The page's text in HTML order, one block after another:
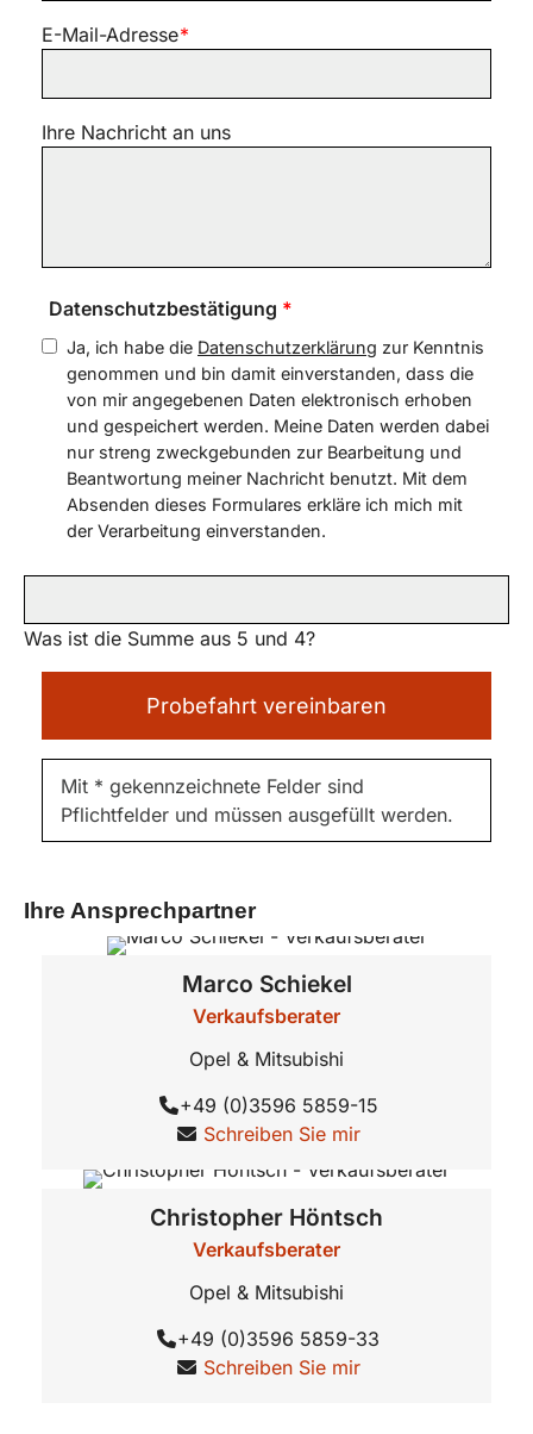
E-Mail-Adresse*
Ihre Nachricht an uns
Datenschutzbestätigung *
Ja, ich habe die Datenschutzerklärung zur Kenntnis
genommen und bin damit einverstanden, dass die
von mir angegebenen Daten elektronisch erhoben
und gespeichert werden. Meine Daten werden dabei
nur streng zweckgebunden zur Bearbeitung und
Beantwortung meiner Nachricht benutzt. Mit dem
Absenden dieses Formulares erkläre ich mich mit
der Verarbeitung einverstanden.
Was ist die Summe aus 5 und 4?
Probefahrt vereinbaren
Mit * gekennzeichnete Felder sind
Pflichtfelder und müssen ausgefüllt werden.
Ihre Ansprechpartner
Marco Schiekel
Verkaufsberater
Opel & Mitsubishi
+49 (0)3596 5859-15
Schreiben Sie mir
Christopher Höntsch
Verkaufsberater
Opel & Mitsubishi
+49 (0)3596 5859-33
Schreiben Sie mir